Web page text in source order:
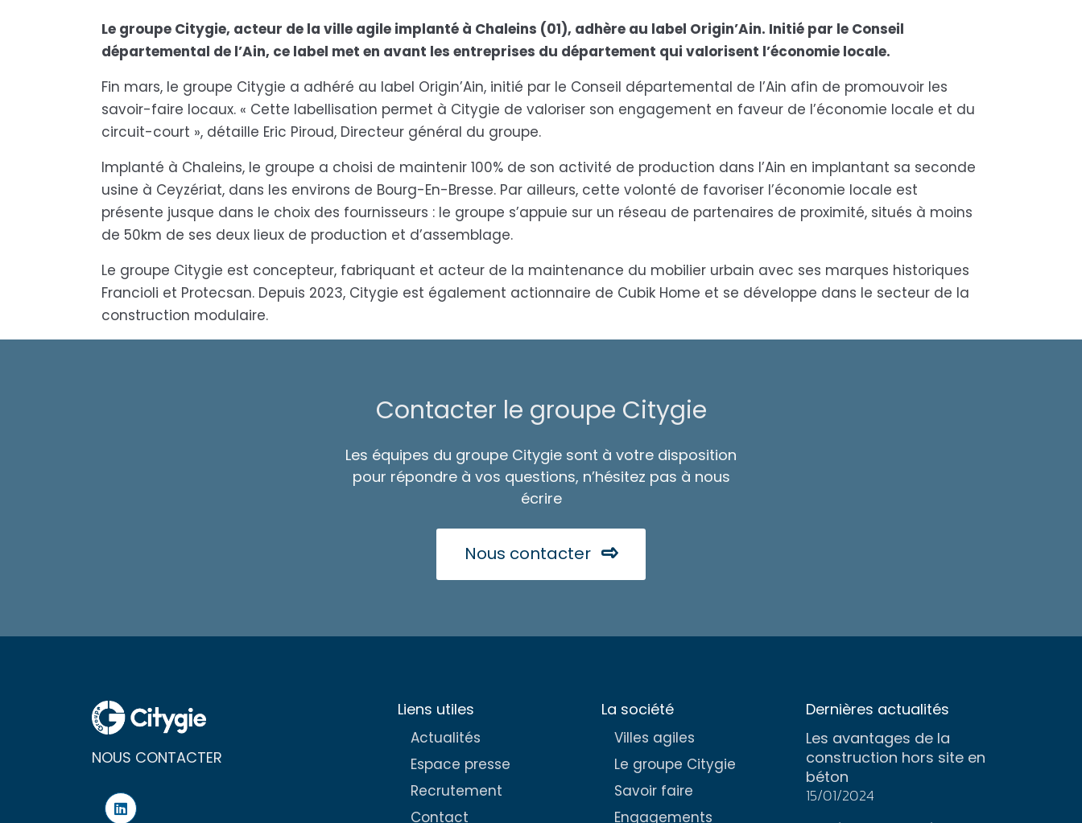
Le groupe Citygie, acteur de la ville agile implanté à Chaleins (01), adhère au label Origin’Ain. Initié par le Conseil
départemental de l’Ain, ce label met en avant les entreprises du département qui valorisent l’économie locale.
Fin mars, le groupe Citygie a adhéré au label Origin’Ain, initié par le Conseil départemental de l’Ain afin de promouvoir les
savoir-faire locaux. « Cette labellisation permet à Citygie de valoriser son engagement en faveur de l’économie locale et du
circuit-court », détaille Eric Piroud, Directeur général du groupe.
Implanté à Chaleins, le groupe a choisi de maintenir 100% de son activité de production dans l’Ain en implantant sa seconde
usine à Ceyzériat, dans les environs de Bourg-En-Bresse. Par ailleurs, cette volonté de favoriser l’économie locale est
présente jusque dans le choix des fournisseurs : le groupe s’appuie sur un réseau de partenaires de proximité, situés à moins
de 50km de ses deux lieux de production et d’assemblage.
Le groupe Citygie est concepteur, fabriquant et acteur de la maintenance du mobilier urbain avec ses marques historiques
Francioli et Protecsan. Depuis 2023, Citygie est également actionnaire de Cubik Home et se développe dans le secteur de la
construction modulaire.
Contacter le groupe Citygie
Les équipes du groupe Citygie sont à votre disposition
pour répondre à vos questions, n’hésitez pas à nous
écrire
Nous contacter
NOUS CONTACTER
Liens utiles
Actualités
Espace presse
Recrutement
Contact
La société
Villes agiles
Le groupe Citygie
Savoir faire
Engagements
Dernières actualités
Les avantages de la
construction hors site en
béton
15/01/2024